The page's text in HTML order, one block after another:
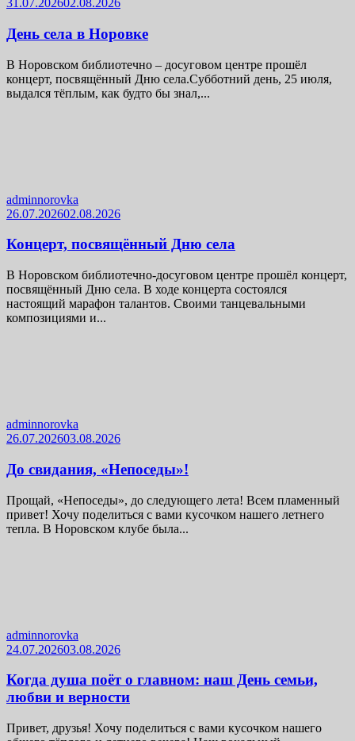
31.07.202602.08.2026
День села в Норовке
В Норовском библиотечно – досуговом центре прошёл
концерт, посвящённый Дню села.Субботний день, 25 июля,
выдался тёплым, как будто бы знал,...
adminnorovka
26.07.202602.08.2026
Концерт, посвящённый Дню села
В Норовском библиотечно-досуговом центре прошёл концерт,
посвящённый Дню села. В ходе концерта состоялся
настоящий марафон талантов. Своими танцевальными
композициями и...
adminnorovka
26.07.202603.08.2026
До свидания, «Непоседы»!
Прощай, «Непоседы», до следующего лета! Всем пламенный
привет! Хочу поделиться с вами кусочком нашего летнего
тепла. В Норовском клубе была...
adminnorovka
24.07.202603.08.2026
Когда душа поёт о главном: наш День семьи,
любви и верности
Привет, друзья! Хочу поделиться с вами кусочком нашего